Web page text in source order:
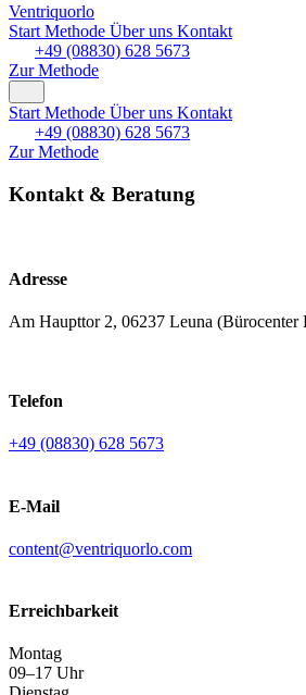
Ventriquorlo
Start Methode Über uns Kontakt
+49 (08830) 628 5673
Zur Methode
Start Methode Über uns Kontakt
+49 (08830) 628 5673
Zur Methode
Kontakt & Beratung
Adresse
Am Haupttor 2, 06237 Leuna (Bürocenter
Telefon
+49 (08830) 628 5673
E-Mail
content@ventriquorlo.com
Erreichbarkeit
Montag
09–17 Uhr